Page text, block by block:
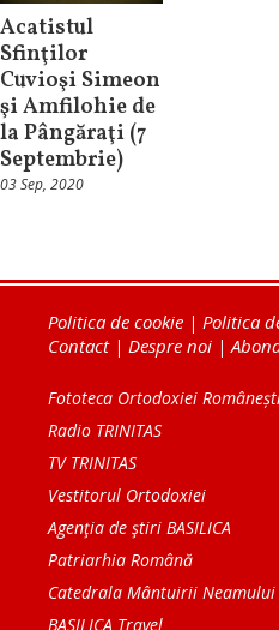
Acatistul
Sfinţilor
Cuvioşi Simeon
şi Amfilohie de
la Pângăraţi (7
Septembrie)
03 Sep, 2020
Politica de cookie | Politica
Contact| Despre noi |
Fototeca Ortodoxiei
Radio TRINITAS
TV TRINITAS
Vestitorul Ortodoxiei
Agenţia de ştiri BASILICA
Patriarhia Română
Catedrala Mântuirii Neamului
BASILICA Travel